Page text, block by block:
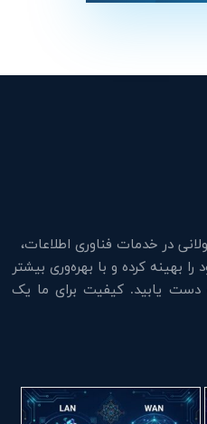
در خدمات فناوری اطلاعات،
بهینه کرده و با بهره‌وری بیشتر
دست یابید. کیفیت برای ما یک